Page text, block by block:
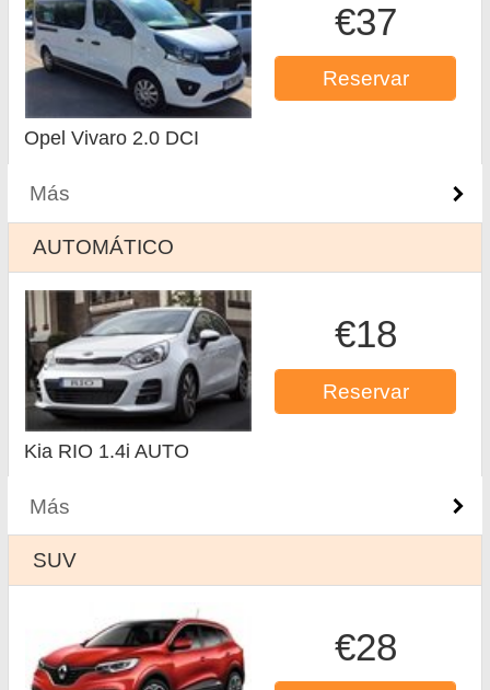
€37
Reservar
Opel Vivaro 2.0 DCI
Más
AUTOMÁTICO
€18
Reservar
Kia RIO 1.4i AUTO
Más
SUV
€28